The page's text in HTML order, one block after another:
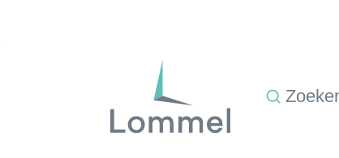
Naar inhoud
Stad Lommel